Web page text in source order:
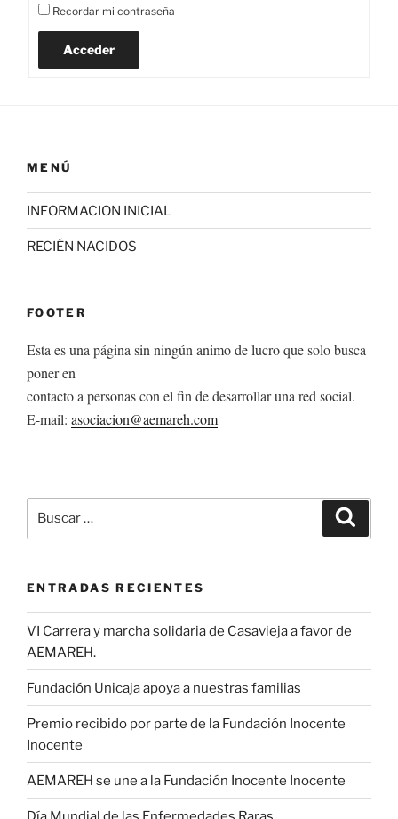
Recordar mi contraseña
Acceder
MENÚ
INFORMACION INICIAL
RECIÉN NACIDOS
FOOTER
Esta es una página sin ningún animo de lucro que solo busca
poner en
contacto a personas con el fin de desarrollar una red social.
E-mail: asociacion@aemareh.com
por:
ENTRADAS RECIENTES
VI Carrera y marcha solidaria de Casavieja a favor de
AEMAREH.
Fundación Unicaja apoya a nuestras familias
Premio recibido por parte de la Fundación Inocente
Inocente
AEMAREH se une a la Fundación Inocente Inocente